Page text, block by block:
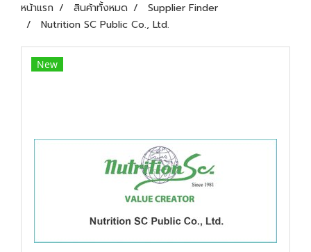
หน้าแรก สินค้าทั้งหมด
Supplier Finder
Nutrition SC Public Co., Ltd.
New